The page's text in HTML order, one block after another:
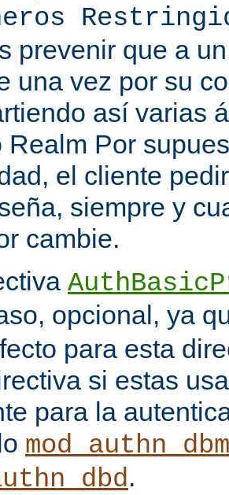
prevenir que a
una vez por su
así varias
Realm Por
el cliente
siempre y
cambie.
opcional, ya
para esta
si estas
para la
mod_authn_dbm
.